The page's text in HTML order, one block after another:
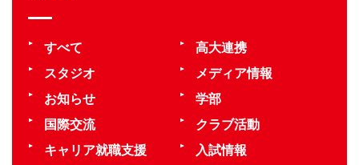
すべて
高大連携
スタジオ
メディア情報
お知らせ
学部
国際交流
クラブ活動
キャリア就職支援
入試情報